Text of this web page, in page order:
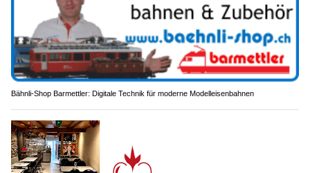
Bähnli-Shop Barmettler: Digitale Technik für moderne Modelleisenbahnen